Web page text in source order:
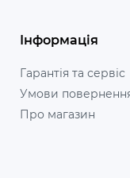
Інформація
Гарантія та сервіс
Умови
Про магазин